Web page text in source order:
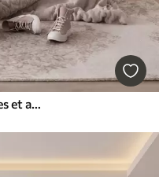
Papiers peints Des plumes délicates et aériennes, nimbées d'une brume rose-pêche aux reflets chatoyants